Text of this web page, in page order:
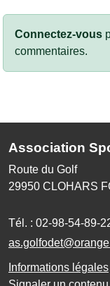
Connectez-vous
commentaires.
Association
Route du Golf
29950 CLOHARS
Tél. : 02-98-54-89-
Informations légales